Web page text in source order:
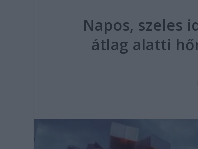
Napos, szeles
átlag alatti